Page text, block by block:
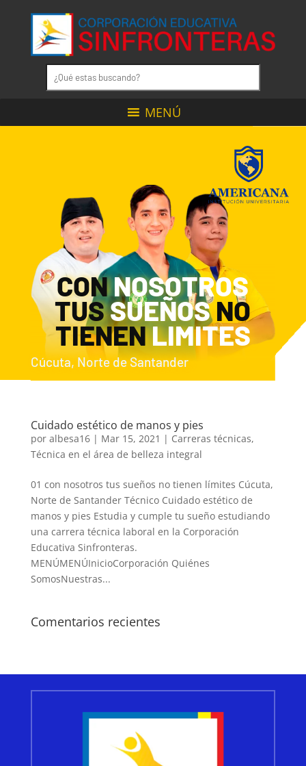
MENÚ
CONNOSOTROS
TUSSUEÑOSNO
TIENENLIMITES
Cúcuta, Norte de Santander
Cuidado estético de manos y pies
por albesa16| Mar 15, 2021 | Carreras técnicas,
Técnica en el área de belleza integral
01 con nosotros tus sueños no tienen límites Cúcuta,
Norte de Santander Técnico Cuidado estético de
manos y pies Estudia y cumple tu sueño estudiando
una carrera técnica laboral en la Corporación
Educativa Sinfronteras.
MENÚMENÚInicioCorporación Quiénes
SomosNuestras...
Comentarios recientes